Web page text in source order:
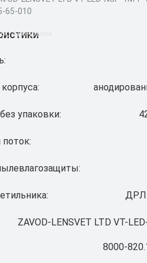
экономии
65-010
упаковки:
ДРЛ
ZAVOD-LENSVET LTD VT-
8000-